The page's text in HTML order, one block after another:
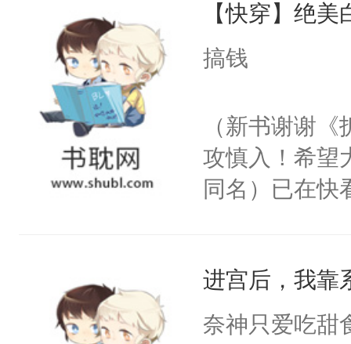
你会被打上
灭。”得知死
育园。当园
家撸。
多彩。他万万
将受伤时的兽
要闻他的信息
上将在他发
eta，我给你
【快穿】绝
搞钱
（新书谢谢
攻慎入！希望
同名）已在快
成为所有白莲
I，他们决定
进宫后，我靠
奈神只爱吃甜